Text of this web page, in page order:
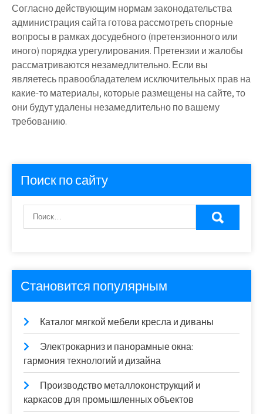
Согласно действующим нормам законодательства
администрация сайта готова рассмотреть спорные
вопросы в рамках досудебного (претензионного или
иного) порядка урегулирования. Претензии и жалобы
рассматриваются незамедлительно. Если вы
являетесь правообладателем исключительных прав на
какие-то материалы, которые размещены на сайте, то
они будут удалены незамедлительно по вашему
требованию.
Поиск по сайту
Становится популярным
Каталог мягкой мебели кресла и диваны
Электрокарниз и панорамные окна:
гармония технологий и дизайна
Производство металлоконструкций и
каркасов для промышленных объектов